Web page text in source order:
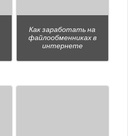
Как заработать на
файлообменниках в
интернете